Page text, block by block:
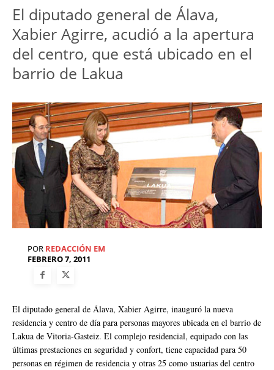
El diputado general de Álava,
Xabier Agirre, acudió a la apertura
del centro, que está ubicado en el
barrio de Lakua
POR REDACCIÓN EM
FEBRERO 7, 2011
El diputado general de Álava, Xabier Agirre, inauguró la nueva
residencia y centro de día para personas mayores ubicada en el barrio de
Lakua de Vitoria-Gasteiz. El complejo residencial, equipado con las
últimas prestaciones en seguridad y confort, tiene capacidad para 50
personas en régimen de residencia y otras 25 como usuarias del centro